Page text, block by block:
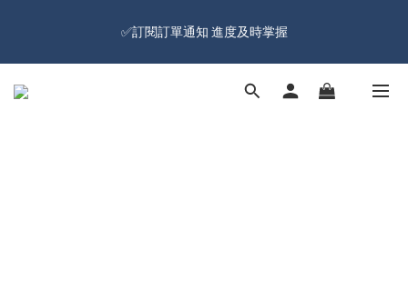
🚛
✅訂閱訂單通知 進度及時掌握
🔥Sign up and get 100 reward dollars🔥 Free Shipping Over $599